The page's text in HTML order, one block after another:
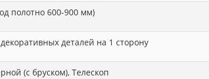
полотно 600-900 мм)
деталей на 1 сторону
(с бруском), Телескоп